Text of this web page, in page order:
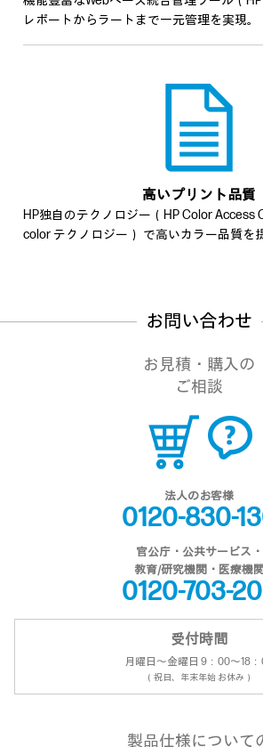
レポートからラートまで一元管理を実現。
高いプリント品質
HP独自のテクノロジー（HP Color Access
color テクノロジー） で高いカラー品質を
お問い合わせ
お見積・購入の
ご相談
法人のお客様
0120-830-
官公庁・公共サービス・
教育/研究機関・医療機
0120-703-
受付時間
月曜日～金曜日 9：00～18
（祝日、年末年始 お休み）
製品仕様について